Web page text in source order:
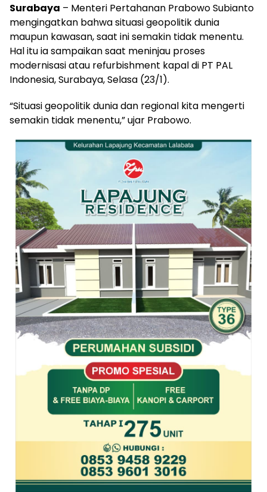
Surabaya – Menteri Pertahanan Prabowo Subianto
mengingatkan bahwa situasi geopolitik dunia
maupun kawasan, saat ini semakin tidak menentu.
Hal itu ia sampaikan saat meninjau proses
modernisasi atau refurbishment kapal di PT PAL
Indonesia, Surabaya, Selasa (23/1).
“Situasi geopolitik dunia dan regional kita mengerti
semakin tidak menentu,” ujar Prabowo.